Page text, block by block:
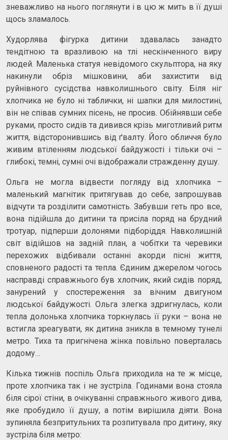
зневажливо на нього поглянути і в цю ж мить в її душі
щось зламалось.
Худорлява фігурка дитини здавалась занадто
тендітною та вразливою на тлі нескінченного виру
людей. Маленька статуя невідомого скульптора, на яку
накинули обріз мішковини, аби захистити від
руйнівного сусідства навколишнього світу. Біля ніг
хлопчика не було ні таблички, ні шапки для милостині,
він не співав сумних пісень, не просив. Обійнявши себе
руками, просто сидів та дивився крізь миготливий ритм
життя, відсторонившись від ґвалту. Його обличчя було
живим втіленням людської байдужості і тільки очі –
глибокі, темні, сумні очі відображали стражденну душу.
Ольга не могла відвести погляду від хлопчика –
маленький магнітик притягував до себе, запрошував
відчути та розділити самотність. Забувши геть про все,
вона підійшла до дитини та присіла поряд на брудний
тротуар, підперши долонями підборіддя. Навколишній
світ відійшов на задній план, а чобітки та черевики
перехожих відбивали останні акорди пісні життя,
сповненого радості та тепла. Єдиним джерелом чогось
насправді справжнього був хлопчик, який сидів поряд,
занурений у спостереження за вічним двигуном
людської байдужості. Ольга злегка здригнулась, коли
тепла долонька хлопчика торкнулась її руки – вона не
встигла зреагувати, як дитина зникла в темному тунелі
метро. Тиха та пригнічена жінка повільно поверталась
додому…
Кілька тижнів поспіль Ольга приходила на те ж місце,
проте хлопчика так і не зустріла. Годинами вона стояла
біля сірої стіни, в очікуванні справжнього живого дива,
яке пробудило її душу, а потім вирішила діяти. Вона
зупиняла безпритульних та розпитувала про дитину, яку
зустріла біля метро: